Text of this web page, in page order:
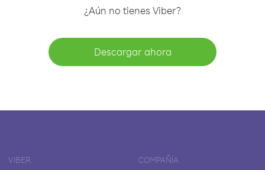
¿Aún no tienes Viber?
Descargar ahora
VIBER COMPAÑÍA